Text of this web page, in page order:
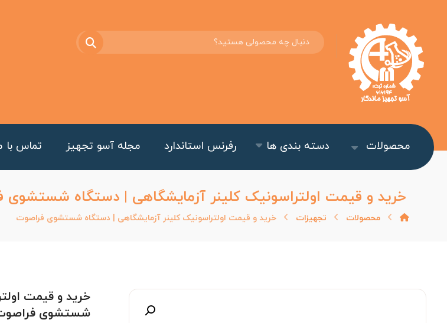
محصولات دسته بندی ها رفرنس استاندارد مجله آسو تجهیز تماس با
خرید و قیمت اولتراسونیک کلینر آزمایشگاهی | دستگاه شستشوی
محصولات تجهیزات خرید و قیمت اولتراسونیک کلینر آزمایشگاهی | دستگاه شستشوی فراصوت
خرید و قیمت
شستشوی